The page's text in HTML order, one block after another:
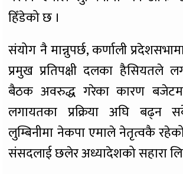
हिँडेको छ ।
संयोग नै मान्नुपर्छ, कर्णाली
प्रमुख प्रतिपक्षी दलका हैसियतले
बैठक अवरुद्ध गरेका कारण
लगायतका प्रक्रिया अघि बढ्न
लुम्बिनीमा नेकपा एमाले नेतृत्वकै
संसदलाई छलेर अध्यादेशको सहारा